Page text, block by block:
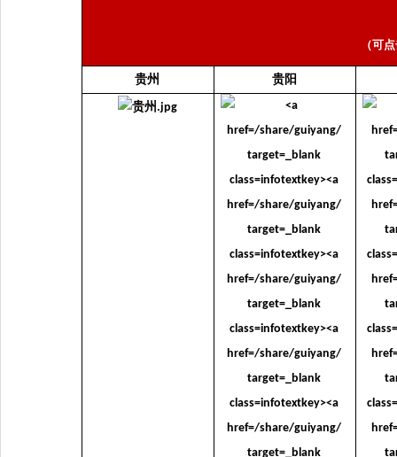
（可
贵州 贵阳